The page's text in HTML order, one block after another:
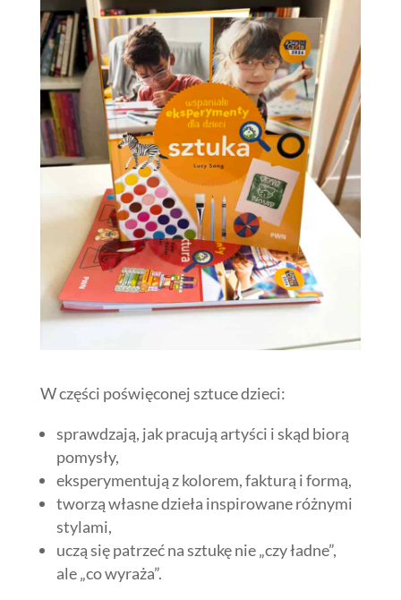
W części poświęconej sztuce dzieci:
sprawdzają, jak pracują artyści i skąd biorą
pomysły,
eksperymentują z kolorem, fakturą i formą,
tworzą własne dzieła inspirowane różnymi
stylami,
uczą się patrzeć na sztukę nie „czy ładne”,
ale „co wyraża”.